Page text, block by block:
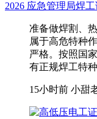
2026 应急管理局焊
准备做焊割、
属于高危特种
严格。按照国
有正规焊工特
15小时前 小甜